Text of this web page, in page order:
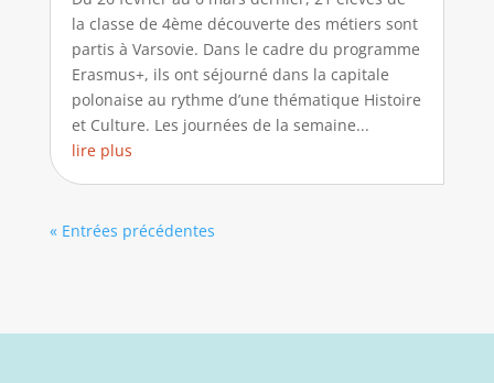
la classe de 4ème découverte des métiers sont
partis à Varsovie. Dans le cadre du programme
Erasmus+, ils ont séjourné dans la capitale
polonaise au rythme d’une thématique Histoire
et Culture. Les journées de la semaine...
lire plus
« Entrées précédentes